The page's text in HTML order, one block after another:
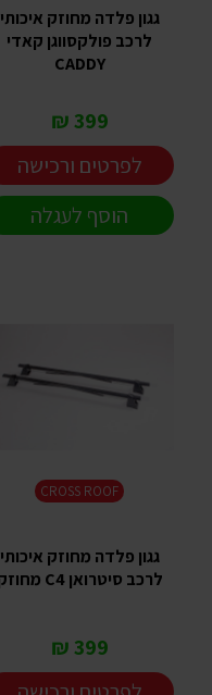
גגון פלדה מחוזק איכותי
לרכב פולקסווגן קאדי
CADDY
399 ₪
לפרטים ורכישה
הוסף לעגלה
CROSS ROOF
גגון פלדה מחוזק איכותי
לרכב סיטרואן C4 מחוזק
399 ₪